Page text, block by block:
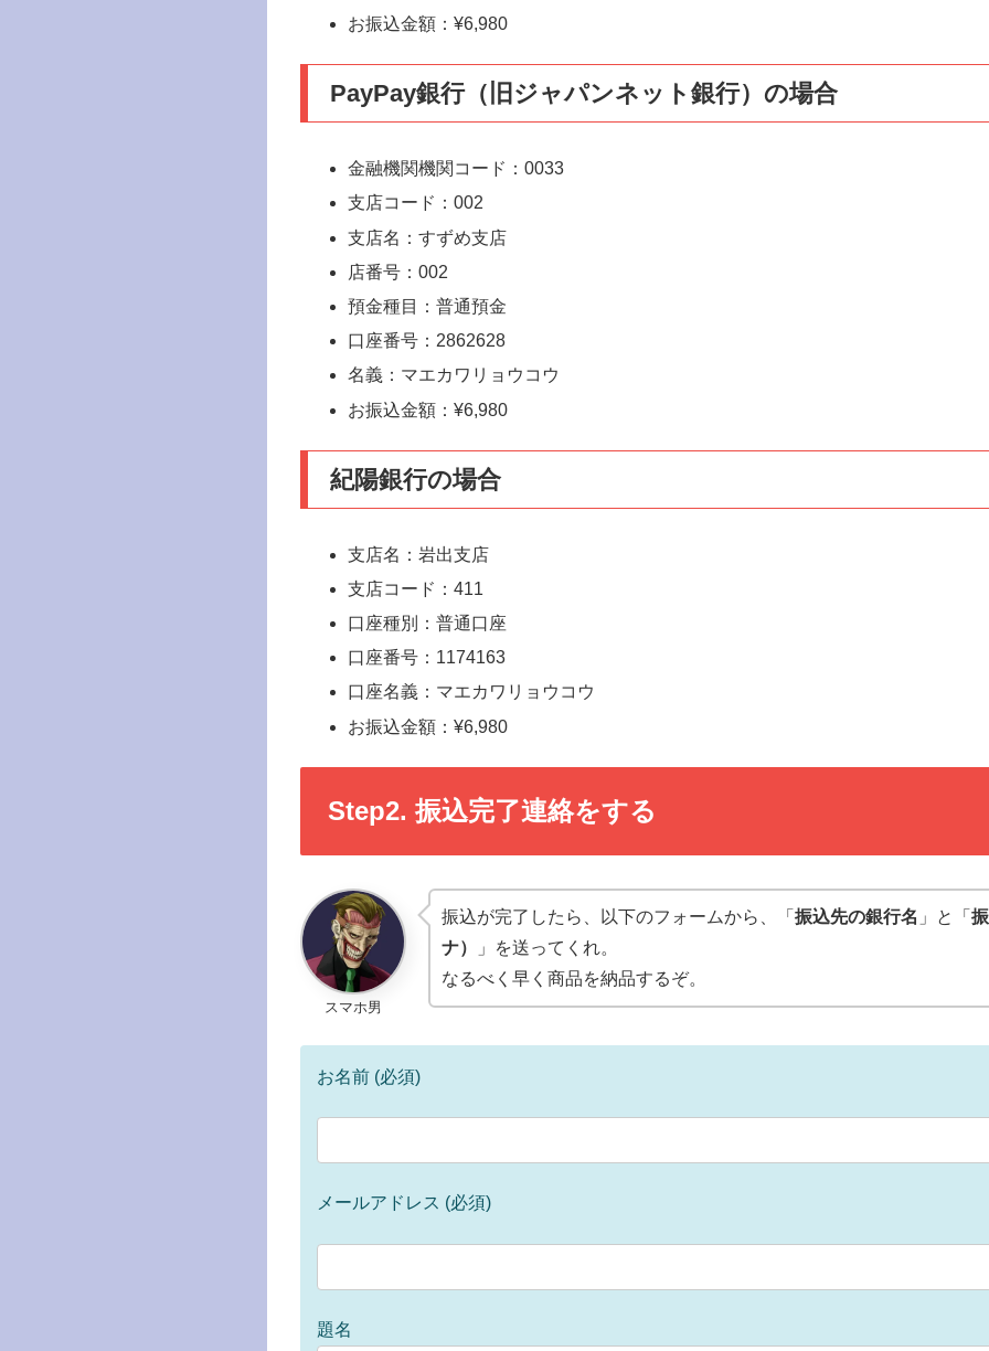
お振込金額：¥6,980
PayPay銀行（旧ジャパンネット銀行）の場合
金融機関機関コード：0033
支店コード：002
支店名：すずめ支店
店番号：002
預金種目：普通預金
口座番号：2862628
名義：マエカワリョウコウ
お振込金額：¥6,980
紀陽銀行の場合
支店名：岩出支店
支店コード：411
口座種別：普通口座
口座番号：1174163
口座名義：マエカワリョウコウ
お振込金額：¥6,980
Step2. 振込完了連絡をする
スマホ男
振込が完了したら、以下のフォームから、「 振込先の銀行名 」と「
ナ）
」を送ってくれ。
なるべく早く商品を納品するぞ。
お名前 (必須)
メールアドレス (必須)
題名